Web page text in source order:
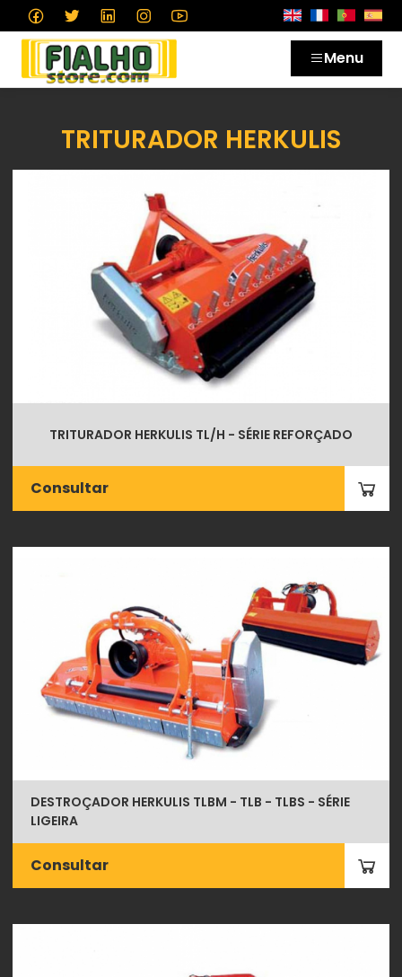
Menu
TRITURADOR HERKULIS
TRITURADOR HERKULIS TL/H - SÉRIE REFORÇADO
Consultar
DESTROÇADOR HERKULIS TLBM - TLB - TLBS - SÉRIE
LIGEIRA
Consultar